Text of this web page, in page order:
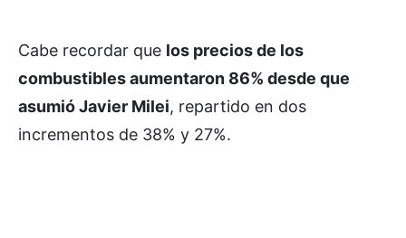
Cabe recordar que los precios de los
combustibles aumentaron 86% desde que
asumió Javier Milei, repartido en dos
incrementos de 38% y 27%.